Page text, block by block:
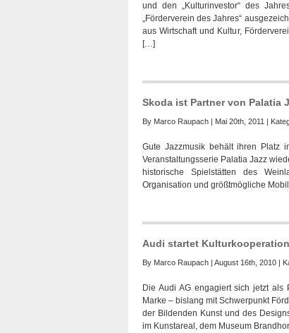
und den „Kulturinvestor“ des
„Förderverein des Jahres“
aus Wirtschaft und Kultur,
[…]
Skoda ist Partner von Palatia
By Marco Raupach | Mai 20th, 2011 |
Gute Jazzmusik behält ihren Platz
Veranstaltungsserie Palatia Jazz
historische Spielstätten des
Organisation und größtmögliche
Audi startet
By Marco Raupach | August 16th, 2010 |
Die Audi AG engagiert sich jetzt als
Marke – bislang mit Schwerpunkt
der Bildenden Kunst und des
im Kunstareal, dem Museum